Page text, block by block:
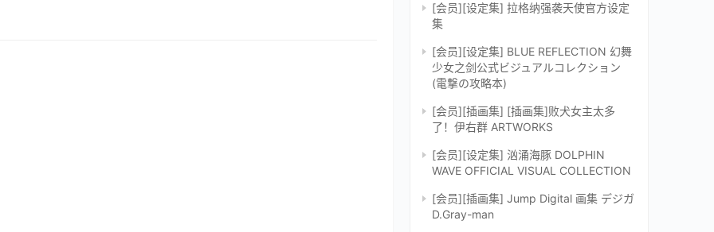
[会员][设定集] 拉格纳强袭天使官方设定
集
[会员][设定集] BLUE REFLECTION 幻舞
少女之剑公式ビジュアルコレクション
(電撃の攻略本)
[会员][插画集] [插画集]败犬女主太多
了！伊右群 ARTWORKS
[会员][设定集] 汹涌海豚 DOLPHIN
WAVE OFFICIAL VISUAL COLLECTION
[会员][插画集] Jump Digital 画集 デジガ
D.Gray-man